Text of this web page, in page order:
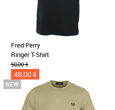
Fred Perry
Ringer T-Shirt
50,00 €
48,00 €